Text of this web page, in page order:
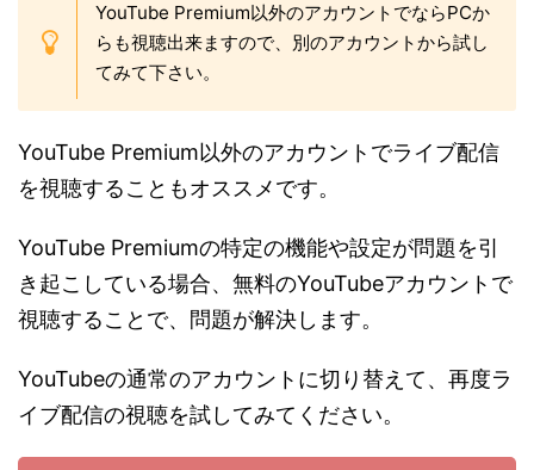
YouTube Premium以外のアカウントでならPCか
らも視聴出来ますので、別のアカウントから試し
てみて下さい。
YouTube Premium以外のアカウントでライブ配信
を視聴することもオススメです。
YouTube Premiumの特定の機能や設定が問題を引
き起こしている場合、無料のYouTubeアカウントで
視聴することで、問題が解決します。
YouTubeの通常のアカウントに切り替えて、再度ラ
イブ配信の視聴を試してみてください。